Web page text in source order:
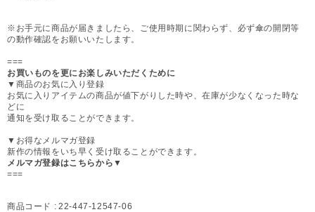
※お手元に商品が届きましたら、ご使用時期に関わらず、必ず傘の開閉等
の動作確認をお願いいたします。
===
お買いものを更にお楽しみいただくために
▼商品のお気に入り登録
お気に入りアイテムの商品が値下がりした時や、在庫が少なくなった時な
どに
通知を受け取ることができます。
▼お得なメルマガ登録
新作の情報をいち早く受け取ることができます。
メルマガ登録はこちらから▼
===
商品コード : 22-447-12547-06